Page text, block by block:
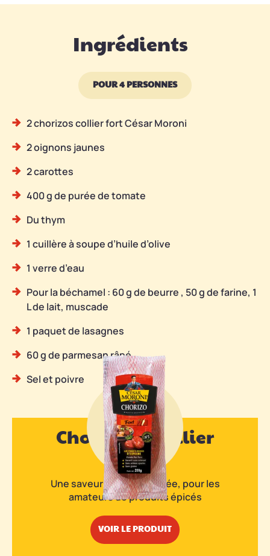
Ingrédients
POUR 4 PERSONNES
2 chorizos collier fort César Moroni
2 oignons jaunes
2 carottes
400 g de purée de tomate
Du thym
1 cuillère à soupe d’huile d’olive
1 verre d’eau
Pour la béchamel : 60 g de beurre , 50 g de farine, 1
L de lait, muscade
1 paquet de lasagnes
60 g de parmesan râpé
Sel et poivre
Chorizo en collier
fort
Une saveur plus prononcée, pour les
amateurs de produits épicés
VOIR LE PRODUIT